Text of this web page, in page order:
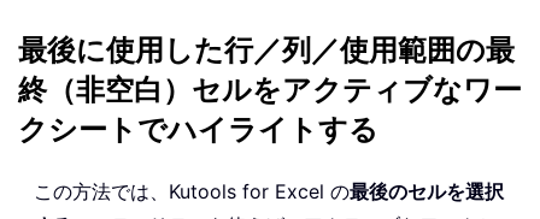
最後に使用した行／列／使用範囲の最
終（非空白）セルをアクティブなワー
クシートでハイライトする
この方法では、Kutools for Excel の最後のセルを選択